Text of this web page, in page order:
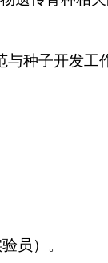
与种子开发工
员）。